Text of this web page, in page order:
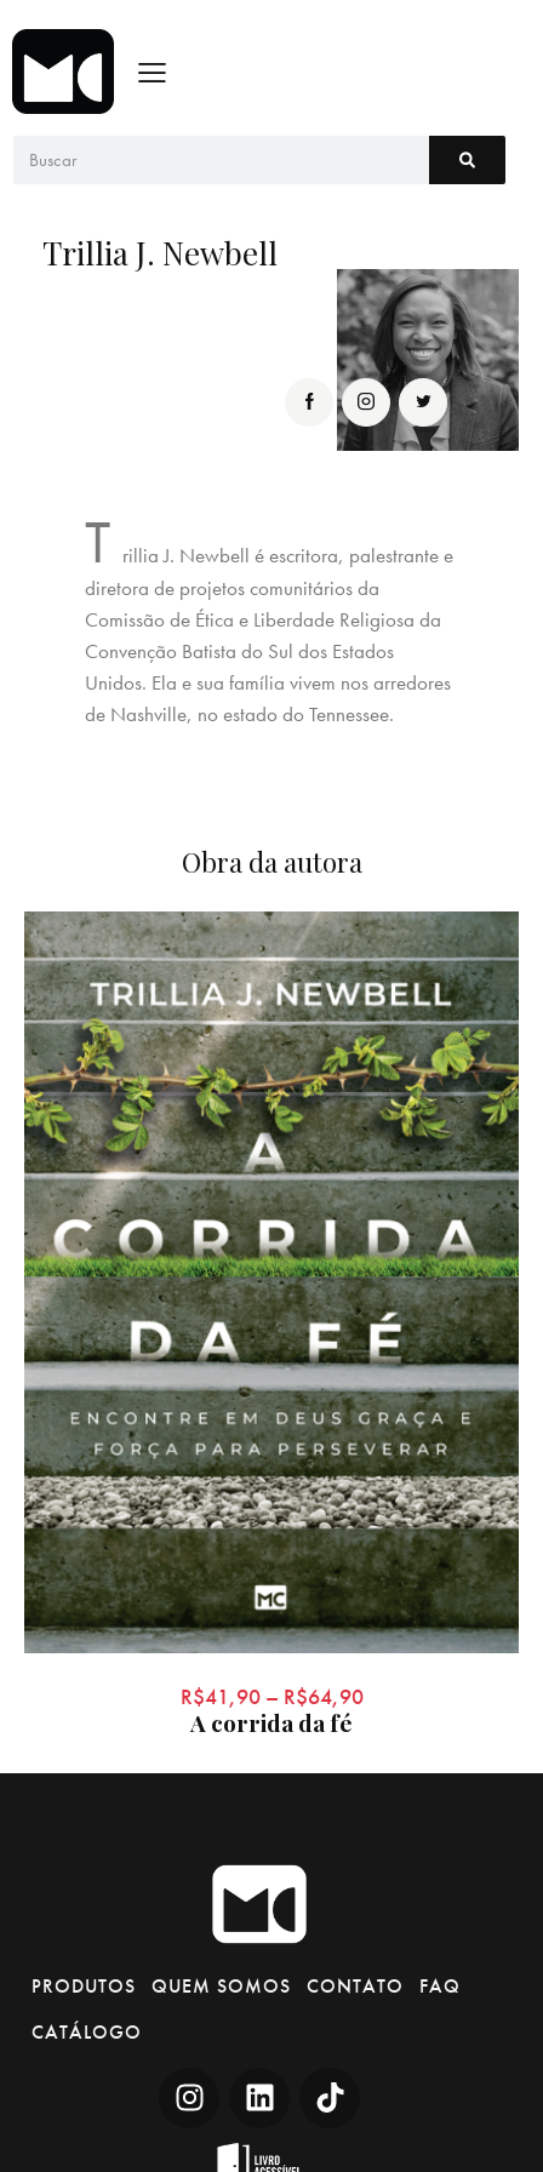
Trillia J. Newbell
T rillia J. Newbell é escritora, palestrante e
diretora de projetos comunitários da
Comissão de Ética e Liberdade Religiosa da
Convenção Batista do Sul dos Estados
Unidos. Ela e sua família vivem nos arredores
de Nashville, no estado do Tennessee.
Obra da autora
A corrida da fé
R$41,90– R$64,90
PRODUTOS QUEM SOMOS CONTATO
FAQ
CATÁLOGO